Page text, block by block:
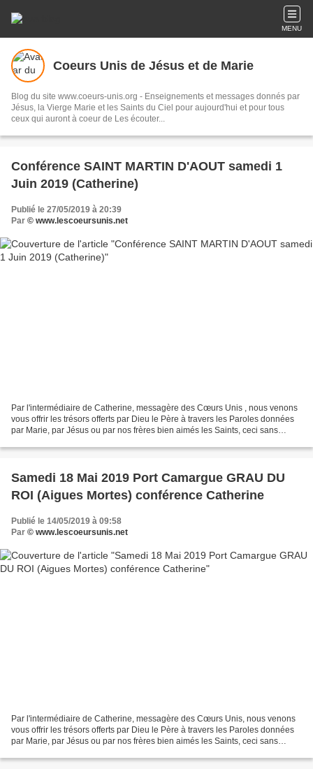
MENU
Coeurs Unis de Jésus et de Marie
Blog du site www.coeurs-unis.org - Enseignements et messages donnés par
Jésus, la Vierge Marie et les Saints du Ciel pour aujourd'hui et pour tous
ceux qui auront à coeur de Les écouter...
Conférence SAINT MARTIN D'AOUT samedi 1
Juin 2019 (Catherine)
Publié le 27/05/2019 à 20:39
Par © www.lescoeursunis.net
Par l'intermédiaire de Catherine, messagère des Cœurs Unis , nous venons
vous offrir les trésors offerts par Dieu le Père à travers les Paroles données
par Marie, par Jésus ou par nos frères bien aimés les Saints, ceci sans
Samedi 18 Mai 2019 Port Camargue GRAU DU
ROI (Aigues Mortes) conférence Catherine
Publié le 14/05/2019 à 09:58
Par © www.lescoeursunis.net
Par l'intermédiaire de Catherine, messagère des Cœurs Unis, nous venons
vous offrir les trésors offerts par Dieu le Père à travers les Paroles données
par Marie, par Jésus ou par nos frères bien aimés les Saints, ceci sans